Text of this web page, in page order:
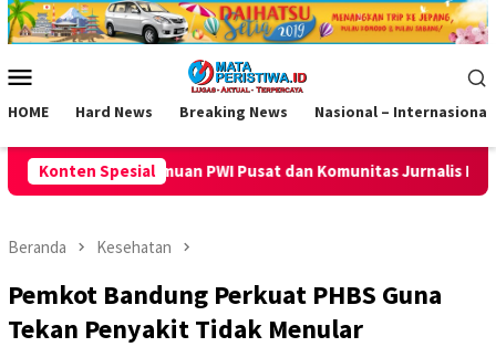
Loncat
ke
Mobile
HOME Hard News Breaking News Nasional – Internasional
Konten Spesial
dan Komunitas Jurnalis Kepri di Batam Dishub
Beranda Kesehatan
Pemkot Bandung Perkuat PHBS Guna
Tekan Penyakit Tidak Menular